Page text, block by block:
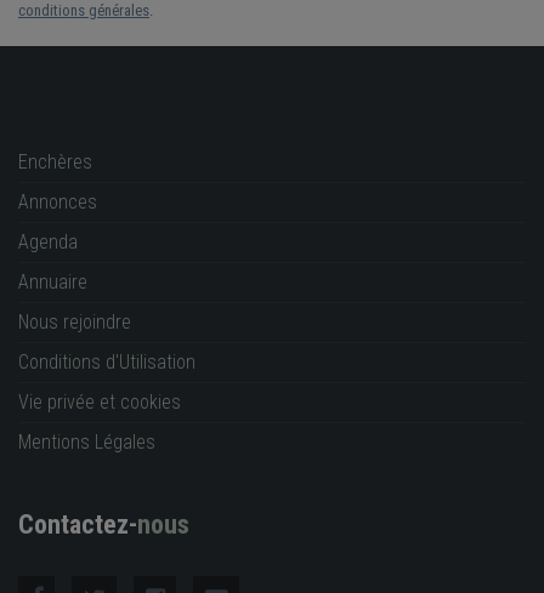
conditions générales.
Enchères
Annonces
Agenda
Annuaire
Nous rejoindre
Conditions d'Utilisation
Vie privée et cookies
Mentions Légales
Contactez-nous